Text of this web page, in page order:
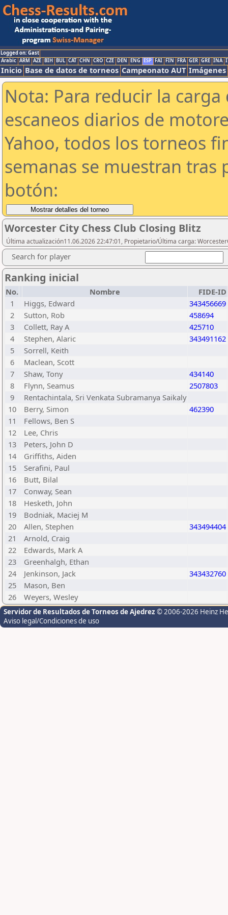
Logged on: Gast
Arabic ARM AZE BIH BUL CAT CHN CRO CZE DEN ENG ESP FAI FIN FRA GER GRE INA
Inicio Base de datos de torneos Campeonato AUT Imágenes
Nota: Para reducir la
escaneos diarios de
Yahoo, todos los torneos
semanas se muestran tras
botón:
Worcester City Chess Club Closing Blitz
Última actualización11.06.2026 22:47:01, Propietario/Última carga:
Search for player
Ranking inicial
No. Nombre
FIDE-ID
1
Higgs, Edward
343456669
2
Sutton, Rob
458694
3
Collett, Ray A
425710
4
Stephen, Alaric
343491162
5
Sorrell, Keith
6
Maclean, Scott
7
Shaw, Tony
434140
8
Flynn, Seamus
2507803
9
Rentachintala, Sri Venkata Subramanya Saikaly
10
Berry, Simon
462390
11
Fellows, Ben S
12
Lee, Chris
13
Peters, John D
14
Griffiths, Aiden
15
Serafini, Paul
16
Butt, Bilal
17
Conway, Sean
18
Hesketh, John
19
Bodniak, Maciej M
20
Allen, Stephen
343494404
21
Arnold, Craig
22
Edwards, Mark A
23
Greenhalgh, Ethan
24
Jenkinson, Jack
343432760
25
Mason, Ben
26
Weyers, Wesley
Servidor de Resultados de Torneos de Ajedrez © 2006-2026 Heinz
Aviso legal/Condiciones de uso